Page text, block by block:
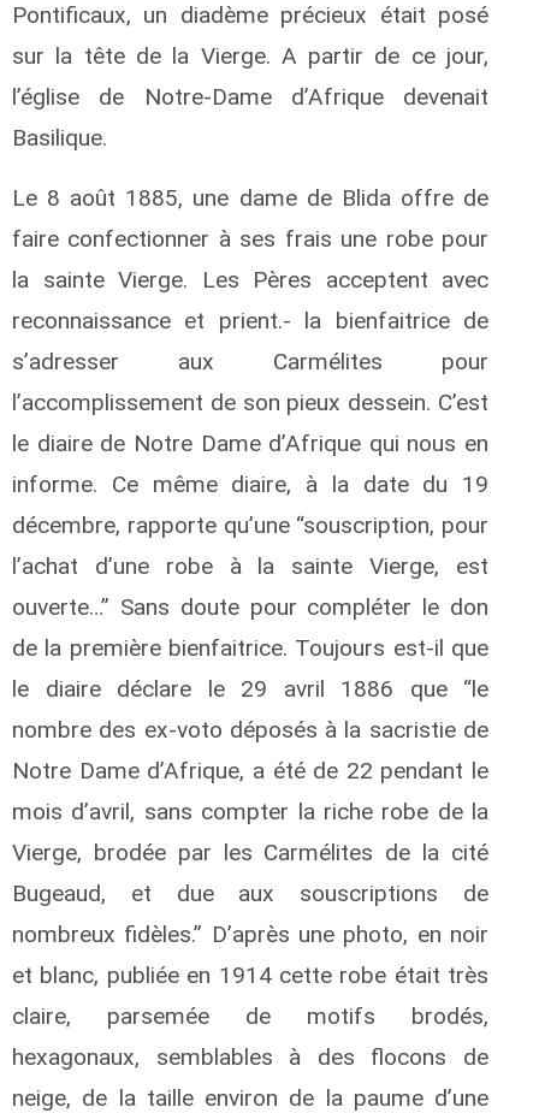
Pontificaux, un diadème précieux était posé
sur la tête de la Vierge. A partir de ce jour,
l’église de Notre-Dame d’Afrique devenait
Basilique.
Le 8 août 1885, une dame de Blida offre de
faire confectionner à ses frais une robe pour
la sainte Vierge. Les Pères acceptent avec
reconnaissance et prient.- la bienfaitrice de
s’adresser aux Carmélites pour
l’accomplissement de son pieux dessein. C’est
le diaire de Notre Dame d’Afrique qui nous en
informe. Ce même diaire, à la date du 19
décembre, rapporte qu’une “souscription, pour
l’achat d’une robe à la sainte Vierge, est
ouverte…” Sans doute pour compléter le don
de la première bienfaitrice. Toujours est-il que
le diaire déclare le 29 avril 1886 que “le
nombre des ex-voto déposés à la sacristie de
Notre Dame d’Afrique, a été de 22 pendant le
mois d’avril, sans compter la riche robe de la
Vierge, brodée par les Carmélites de la cité
Bugeaud, et due aux souscriptions de
nombreux fidèles.” D’après une photo, en noir
et blanc, publiée en 1914 cette robe était très
claire, parsemée de motifs brodés,
hexagonaux, semblables à des flocons de
neige, de la taille environ de la paume d’une